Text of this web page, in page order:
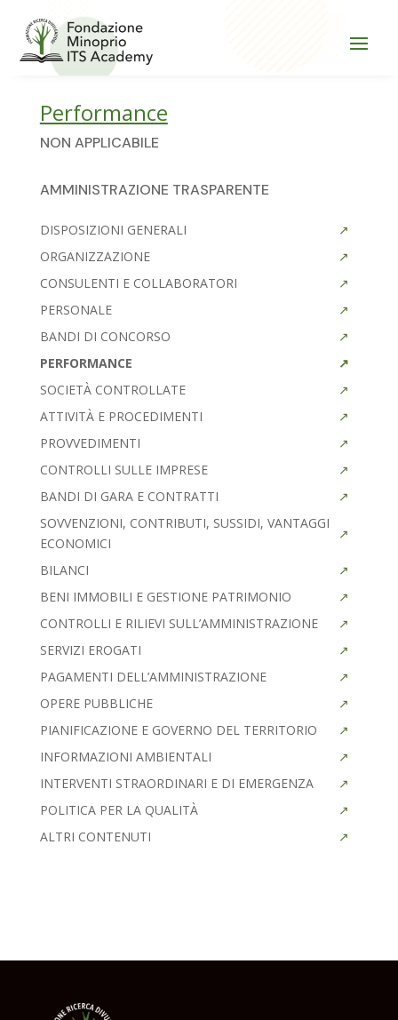
Performance
NON APPLICABILE
AMMINISTRAZIONE TRASPARENTE
DISPOSIZIONI GENERALI
ORGANIZZAZIONE
CONSULENTI E COLLABORATORI
PERSONALE
BANDI DI CONCORSO
PERFORMANCE
SOCIETÀ CONTROLLATE
ATTIVITÀ E PROCEDIMENTI
PROVVEDIMENTI
CONTROLLI SULLE IMPRESE
BANDI DI GARA E CONTRATTI
SOVVENZIONI, CONTRIBUTI, SUSSIDI, VANTAGGI
ECONOMICI
BILANCI
BENI IMMOBILI E GESTIONE PATRIMONIO
CONTROLLI E RILIEVI SULL’AMMINISTRAZIONE
SERVIZI EROGATI
PAGAMENTI DELL’AMMINISTRAZIONE
OPERE PUBBLICHE
PIANIFICAZIONE E GOVERNO DEL TERRITORIO
INFORMAZIONI AMBIENTALI
INTERVENTI STRAORDINARI E DI EMERGENZA
POLITICA PER LA QUALITÀ
ALTRI CONTENUTI